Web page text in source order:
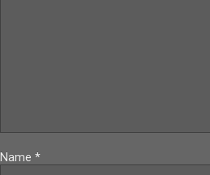
Name *